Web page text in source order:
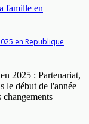
en Republique
2025 : Partenariat,
le début de l'année